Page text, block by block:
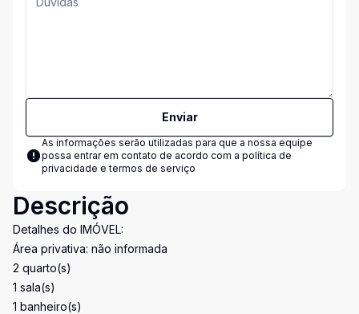
Enviar
As informações serão utilizadas para que a nossa equipe
possa entrar em contato de acordo com a política de
privacidade e termos de serviço
Descrição
Detalhes do IMÓVEL:
Área privativa: não informada
2 quarto(s)
1 sala(s)
1 banheiro(s)